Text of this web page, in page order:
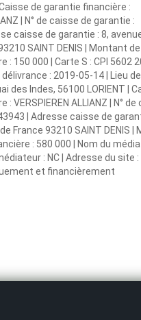
de garantie financière :
| N° de caisse de garantie :
caisse de garantie : 8,
SAINT DENIS | Montant
: 150 000 | Carte S : CPI 5602
: 2019-05-14 | Lieu de
des Indes, 56100 LORIENT |
VERSPIEREN ALLIANZ | N° de
| Adresse caisse de
France 93210 SAINT DENIS |
: 580 000 | Nom du
: NC | Adresse du site :
et financièrement